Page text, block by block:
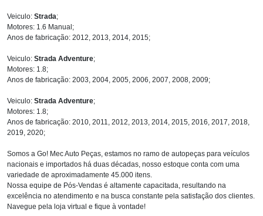
Veiculo: Strada;
Motores: 1.6 Manual;
Anos de fabricação: 2012, 2013, 2014, 2015;
Veiculo: Strada Adventure;
Motores: 1.8;
Anos de fabricação: 2003, 2004, 2005, 2006, 2007, 2008, 2009;
Veiculo: Strada Adventure;
Motores: 1.8;
Anos de fabricação: 2010, 2011, 2012, 2013, 2014, 2015, 2016, 2017, 2018,
2019, 2020;
Somos a Go! Mec Auto Peças, estamos no ramo de autopeças para veículos
nacionais e importados há duas décadas, nosso estoque conta com uma
variedade de aproximadamente 45.000 itens.
Nossa equipe de Pós-Vendas é altamente capacitada, resultando na
excelência no atendimento e na busca constante pela satisfação dos clientes.
Navegue pela loja virtual e fique à vontade!